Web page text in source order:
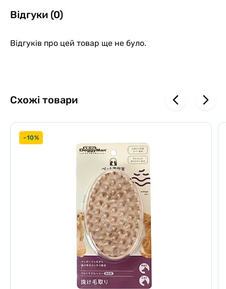
можливість очищення поверхонь та одягу від шерсті
Відгуки (0)
Відгуків про цей товар ще не було.
Схожі товари
-10%